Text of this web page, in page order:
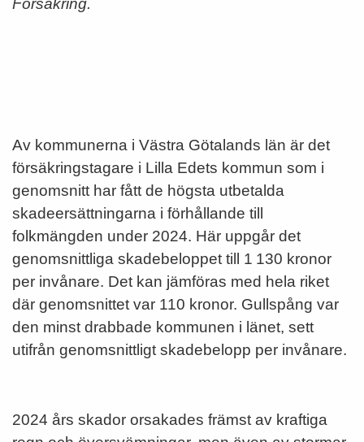
Försäkring.
Av kommunerna i Västra Götalands län är det
försäkringstagare i Lilla Edets kommun som i
genomsnitt har fått de högsta utbetalda
skadeersättningarna i förhållande till
folkmängden under 2024. Här uppgår det
genomsnittliga skadebeloppet till 1 130 kronor
per invånare. Det kan jämföras med hela riket
där genomsnittet var 110 kronor. Gullspång var
den minst drabbade kommunen i länet, sett
utifrån genomsnittligt skadebelopp per invånare.
2024 års skador orsakades främst av kraftiga